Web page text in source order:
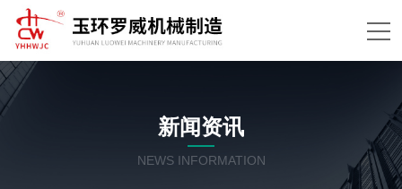
新闻资讯
NEWS INFORMATION